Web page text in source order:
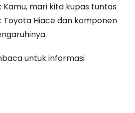
mari kita kupas tuntas
Hiace dan komponen
untuk informasi